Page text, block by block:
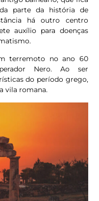
parte da história de
há outro centro
auxílio para doenças
terremoto no ano 60
Nero. Ao ser
do período grego,
vila romana.